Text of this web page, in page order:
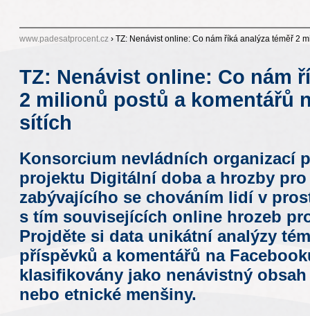
www.padesatprocent.cz › TZ: Nenávist online: Co nám říká analýza téměř 2
TZ: Nenávist online: Co nám
2 milionů postů a komentářů
sítích
Konsorcium nevládních organizací
projektu Digitální doba a hrozby
zabývajícího se chováním lidí v
s tím souvisejících online hrozeb
Projděte si data unikátní analýzy
příspěvků a komentářů na
klasifikovány jako nenávistný obsah
nebo etnické menšiny.